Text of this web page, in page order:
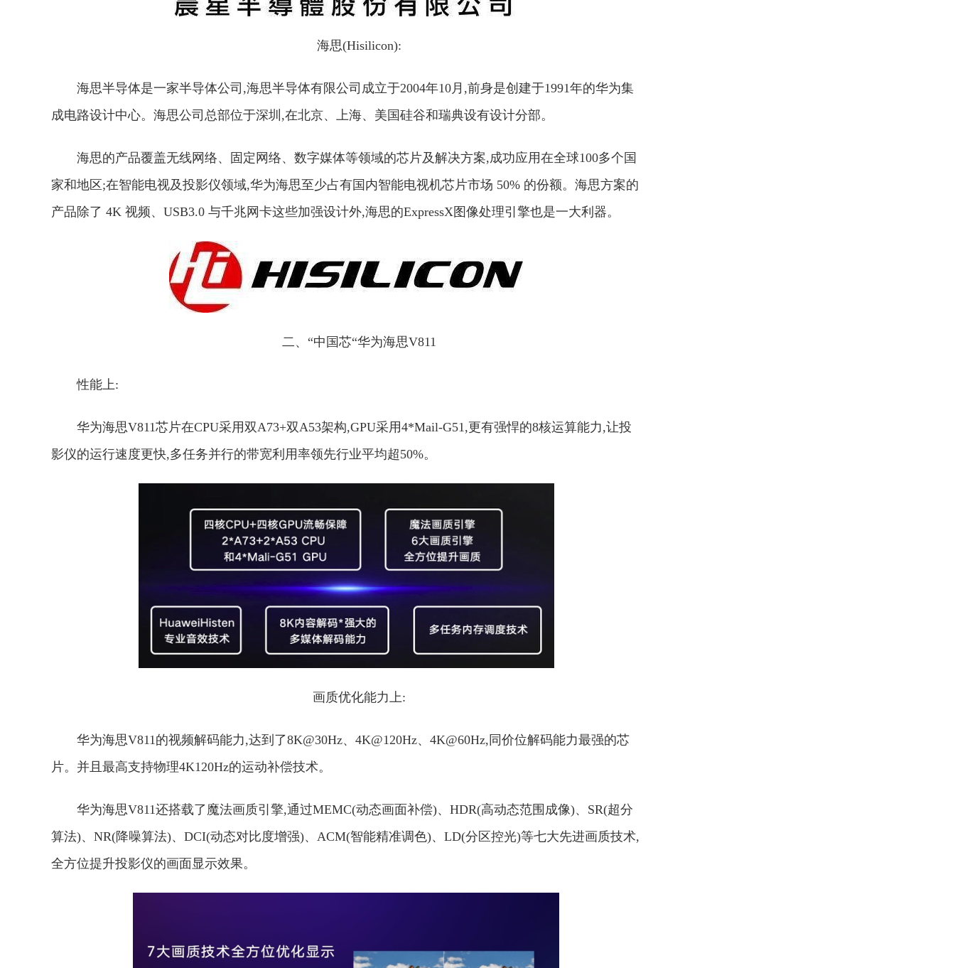
海思(Hisilicon):
海思半导体是一家半导体公司,海思半导体有限公司成立于2004年10月,前身是创建于1991年的华为集
成电路设计中心。海思公司总部位于深圳,在北京、上海、美国硅谷和瑞典设有设计分部。
海思的产品覆盖无线网络、固定网络、数字媒体等领域的芯片及解决方案,成功应用在全球100多个国
家和地区;在智能电视及投影仪领域,华为海思至少占有国内智能电视机芯片市场 50% 的份额。海思方案的
产品除了 4K 视频、USB3.0 与千兆网卡这些加强设计外,海思的ExpressX图像处理引擎也是一大利器。
二、“中国芯“华为海思V811
性能上:
华为海思V811芯片在CPU采用双A73+双A53架构,GPU采用4*Mail-G51,更有强悍的8核运算能力,让投
影仪的运行速度更快,多任务并行的带宽利用率领先行业平均超50%。
画质优化能力上:
华为海思V811的视频解码能力,达到了8K@30Hz、4K@120Hz、4K@60Hz,同价位解码能力最强的芯
片。并且最高支持物理4K120Hz的运动补偿技术。
华为海思V811还搭载了魔法画质引擎,通过MEMC(动态画面补偿)、HDR(高动态范围成像)、SR(超分
算法)、NR(降噪算法)、DCI(动态对比度增强)、ACM(智能精准调色)、LD(分区控光)等七大先进画质技术,
全方位提升投影仪的画面显示效果。